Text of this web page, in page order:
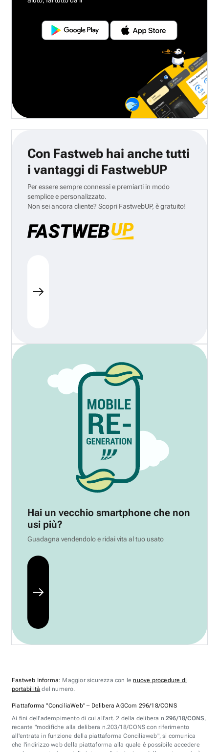
Con Fastweb hai anche tutti
i vantaggi di FastwebUP
Per essere sempre connessi e premiarti in modo
semplice e personalizzato.
Non sei ancora cliente? Scopri FastwebUP, è gratuito!
Hai un vecchio smartphone che non
usi più?
Guadagna vendendolo e ridai vita al tuo usato
Fastweb Informa: Maggior sicurezza con lenuove procedure di
portabilità del numero.
Piattaforma "ConciliaWeb" – Delibera AGCom 296/18/CONS
Ai fini dell'adempimento di cui all'art. 2 della delibera n.296/18/CONS,
recante "modifiche alla delibera n.203/18/CONS con riferimento
all'entrata in funzione della piattaforma Conciliaweb", si comunica
che l'indirizzo web della piattaforma alla quale è possibile accedere